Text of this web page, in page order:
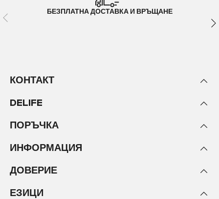
БЕЗПЛАТНА ДОСТАВКА И ВРЪЩАНЕ
КОНТАКТ
DELIFE
ПОРЪЧКА
ИНФОРМАЦИЯ
ДОВЕРИЕ
ЕЗИЦИ